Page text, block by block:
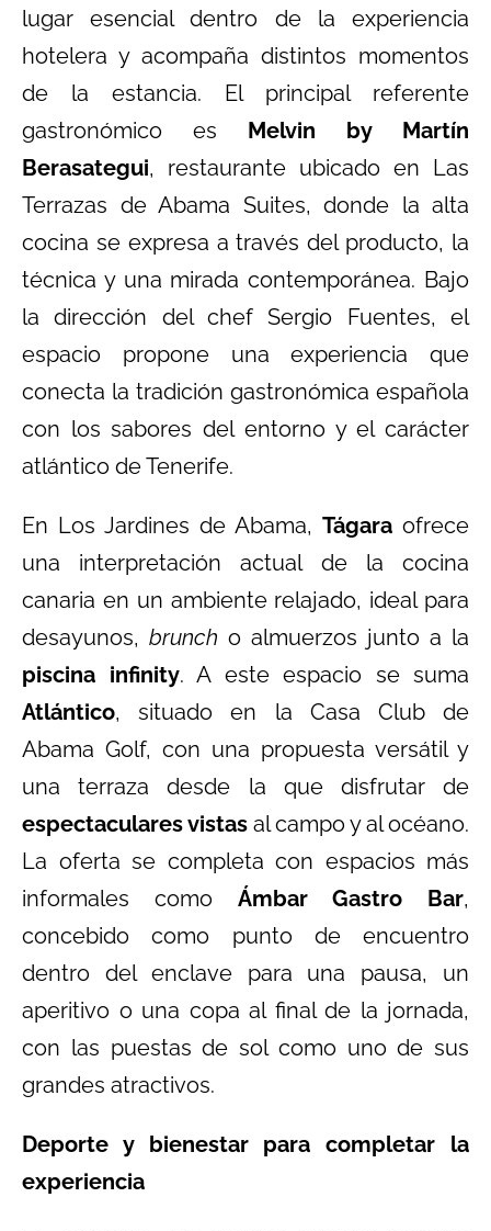
lugar esencial dentro de la experiencia
hotelera y acompaña distintos momentos
de la estancia. El principal referente
gastronómico es Melvin by Martín
Berasategui, restaurante ubicado en Las
Terrazas de Abama Suites, donde la alta
cocina se expresa a través del producto, la
técnica y una mirada contemporánea. Bajo
la dirección del chef Sergio Fuentes, el
espacio propone una experiencia que
conecta la tradición gastronómica española
con los sabores del entorno y el carácter
atlántico de Tenerife.
En Los Jardines de Abama, Tágara ofrece
una interpretación actual de la cocina
canaria en un ambiente relajado, ideal para
desayunos, brunch o almuerzos junto a la
piscina infinity. A este espacio se suma
Atlántico, situado en la Casa Club de
Abama Golf, con una propuesta versátil y
una terraza desde la que disfrutar de
espectaculares vistas al campo y al océano.
La oferta se completa con espacios más
informales como Ámbar Gastro Bar,
concebido como punto de encuentro
dentro del enclave para una pausa, un
aperitivo o una copa al final de la jornada,
con las puestas de sol como uno de sus
grandes atractivos.
Deporte y bienestar para completar la
experiencia